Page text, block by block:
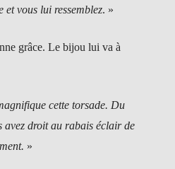
vous lui ressemblez. »
grâce. Le bijou lui va à
cette torsade. Du
avez droit au rabais éclair de
»